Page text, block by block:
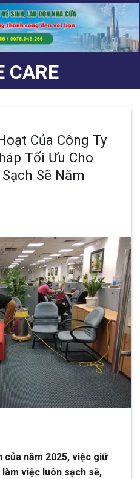
CARE
Của Công Ty
Tối Ưu Cho
Sẽ Năm
của năm 2025, việc giữ
việc luôn sạch sẽ,